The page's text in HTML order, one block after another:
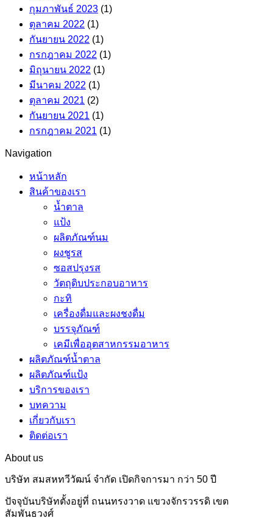
กุมภาพันธ์ 2023 (1)
ตุลาคม 2022 (1)
กันยายน 2022 (1)
กรกฎาคม 2022 (1)
มิถุนายน 2022 (1)
มีนาคม 2022 (1)
ตุลาคม 2021 (2)
กันยายน 2021 (1)
กรกฎาคม 2021 (1)
Navigation
หน้าหลัก
สินค้าของเรา
น้ำตาล
แป้ง
ผลิตภัณฑ์นม
ผงชูรส
ซอสปรุงรส
วัตถุดิบประกอบอาหาร
กะทิ
เครื่องดื่มและผงชงดื่ม
บรรจุภัณฑ์
เคมีเพื่ออุตสาหกรรมอาหาร
ผลิตภัณฑ์น้ำตาล
ผลิตภัณฑ์แป้ง
บริการของเรา
บทความ
เกี่ยวกับเรา
ติดต่อเรา
About us
บริษัท สมสหทวีวัฒน์ จำกัด เปิดกิจการมา กว่า 50 ปี
ปัจจุบันบริษัทตั้งอยู่ที่ ถนนทรงวาด แขวงจักรวรรดิ เขต
สัมพันธวงศ์